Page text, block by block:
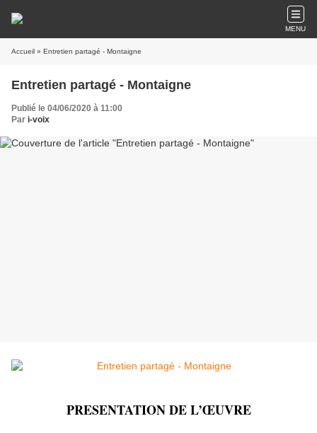
MENU
Accueil » Entretien partagé - Montaigne
Entretien partagé - Montaigne
Publié le 04/06/2020 à 11:00
Par i-voix
PRESENTATION DE L’ŒUVRE